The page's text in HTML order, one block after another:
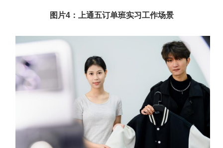
图片4：上通五订单班实习工作场景